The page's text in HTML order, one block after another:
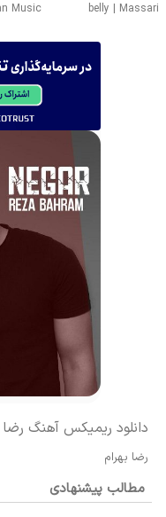
belly | Massari
Music
دانلود ریمیکس آهنگ رضا
رضا بهرام
مطالب پیشنهادی